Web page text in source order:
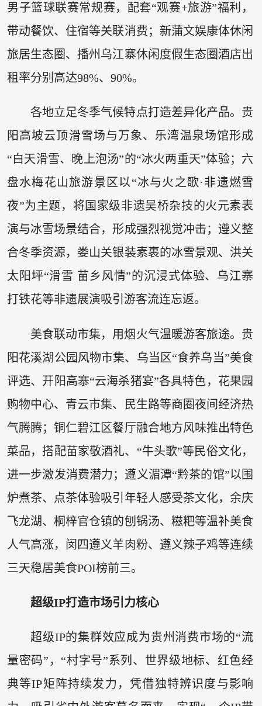
男子篮球联赛常规赛，配套“观赛+旅游”福利，
带动餐饮、住宿等关联消费；新蒲文娱康体休闲
旅居生态圈、播州乌江寨休闲度假生态圈酒店出
租率分别高达98%、90%。
各地立足冬季气候特点打造差异化产品。贵
阳高坡云顶滑雪场与万象、乐湾温泉场馆形成
“白天滑雪、晚上泡汤”的“冰火两重天”体验；六
盘水梅花山旅游景区以“冰与火之歌·非遗燃雪
夜”为主题，将国家级非遗吴桥杂技的火元素表
演与冰雪场景结合，形成强烈视觉冲击；遵义整
合冬季资源，娄山关银装素裹的冰雪景观、洪关
太阳坪“滑雪 苗乡风情”的沉浸式体验、乌江寨
打铁花等非遗展演吸引游客流连忘返。
美食联动市集，用烟火气温暖游客旅途。贵
阳花溪湖公园风物市集、乌当区“食养乌当”美食
评选、开阳高寨“云海杀猪宴”各具特色，花果园
购物中心、青云市集、民生路等商圈夜间经济热
气腾腾；铜仁碧江区餐厅融合地方风味推出特色
菜品，搭配苗家敬酒礼、“牛头歌”等民俗文化，
进一步激发消费潜力；遵义湄潭“黔茶的馆”以围
炉煮茶、点茶体验吸引年轻人感受茶文化，余庆
飞龙湖、桐梓官仓镇的刨锅汤、糍粑等温补美食
人气高涨，闵四遵义羊肉粉、遵义辣子鸡等连续
三天稳居美食POI榜前三。
超级IP打造市场引力核心
超级IP的集群效应成为贵州消费市场的“流
量密码”，“村字号”系列、世界级地标、红色经
典等IP矩阵持续发力，凭借独特辨识度与影响